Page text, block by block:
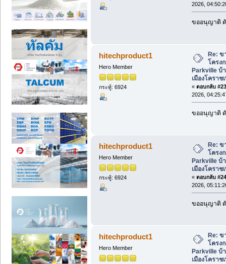
2026,
ขออนุญาติ
hitechproduct1
Hero Member
กระทู้: 6924
Re: ข
โครง
Parkville บ้
เมืองโคราช
« ตอบกลับ
2026,
ขออนุญาติ
hitechproduct1
Hero Member
กระทู้: 6924
Re: ข
โครง
Parkville บ้
เมืองโคราช
« ตอบกลับ
2026,
ขออนุญาติ
hitechproduct1
Hero Member
Re: ข
โครง
Parkville บ้
เมืองโคราช